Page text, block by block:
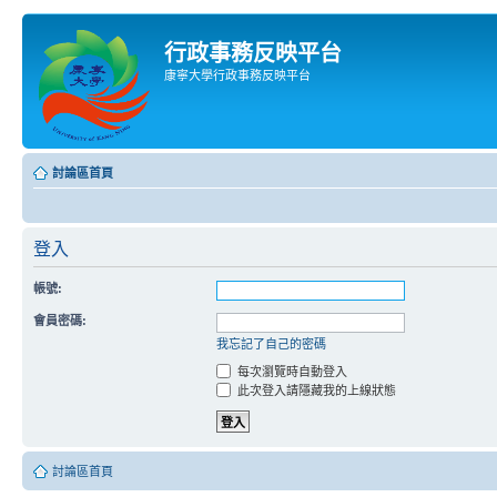
行政事務反映平台
康寧大學行政事務反映平台
討論區首頁
登入
帳號:
會員密碼:
我忘記了自己的密碼
每次瀏覽時自動登入
此次登入請隱藏我的上線狀態
討論區首頁